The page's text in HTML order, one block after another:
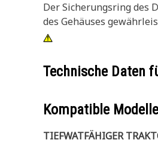
Der Sicherungsring des
des Gehäuses
Technische Daten
Kompatible
TIEFWATFÄHIGER